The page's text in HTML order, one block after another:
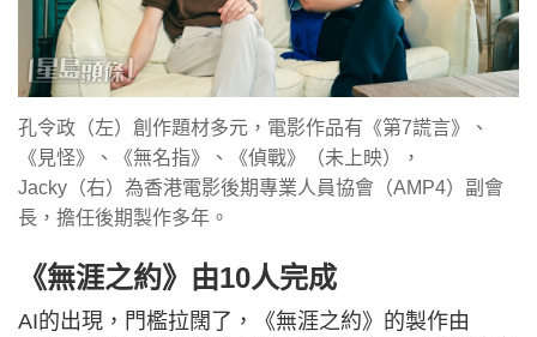
孔令政（左）創作題材多元，電影作品有《第7謊言》、
《見怪》、《無名指》、《偵戰》（未上映），
Jacky（右）為香港電影後期專業人員協會（AMP4）副會
長，擔任後期製作多年。
《無涯之約》由10人完成
AI的出現，門檻拉闊了，《無涯之約》的製作由